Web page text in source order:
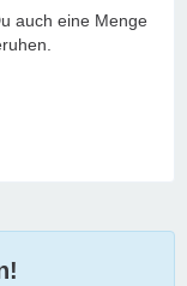
auch eine Menge